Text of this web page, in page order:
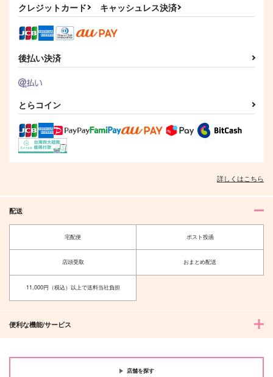
クレジットカード キャッシュレス決済
後払い決済
とらコイン
詳しくはこちら
配送
宅配便 ポスト投函
店頭受取 おまとめ配送
11,000円（税込）以上で送料当社負担
便利な機能/サービス
店舗を探す